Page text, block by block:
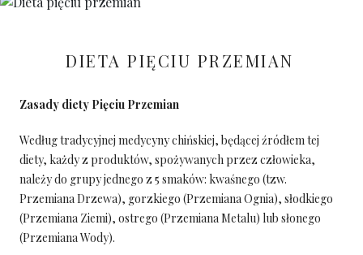
DIETA PIĘCIU PRZEMIAN
Zasady diety Pięciu Przemian
Według tradycyjnej medycyny chińskiej, będącej źródłem tej
diety, każdy z produktów, spożywanych przez człowieka,
należy do grupy jednego z 5 smaków: kwaśnego (tzw.
Przemiana Drzewa), gorzkiego (Przemiana Ognia), słodkiego
(Przemiana Ziemi), ostrego (Przemiana Metalu) lub słonego
(Przemiana Wody).